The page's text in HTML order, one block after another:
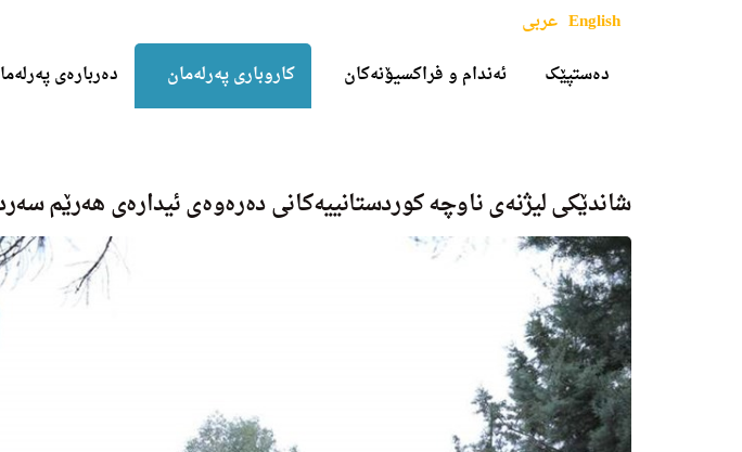
دەستپێک ئەندام و فراکسیۆنەکان کاروباری پەرلەمان دەربارەی
English عربی
شاندێکی لیژنەی ناوچە کوردستانییەکانی دەرەوەی ئیداره‌ى هەرێم